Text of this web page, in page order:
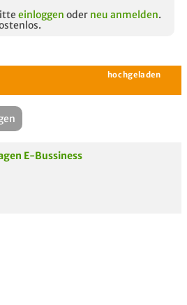
einloggen oder neu anmelden.
E-Bussiness